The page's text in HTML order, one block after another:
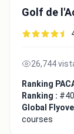
Golf de
26,744
Ranking
Ranking :
Global
courses